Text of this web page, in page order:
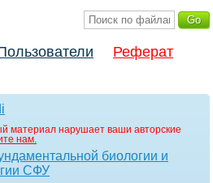
Реферат
материал нарушает ваши авторские
нам.
биологии и
СФУ